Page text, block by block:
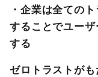
・企業は全ての
することでユー
する
ゼロトラストが